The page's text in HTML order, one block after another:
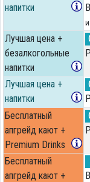
напитки
Лучшая цена +
безалкогольные
напитки
Лучшая цена +
напитки
Бесплатный
апгрейд кают +
Premium Drinks
Бесплатный
апгрейд кают +